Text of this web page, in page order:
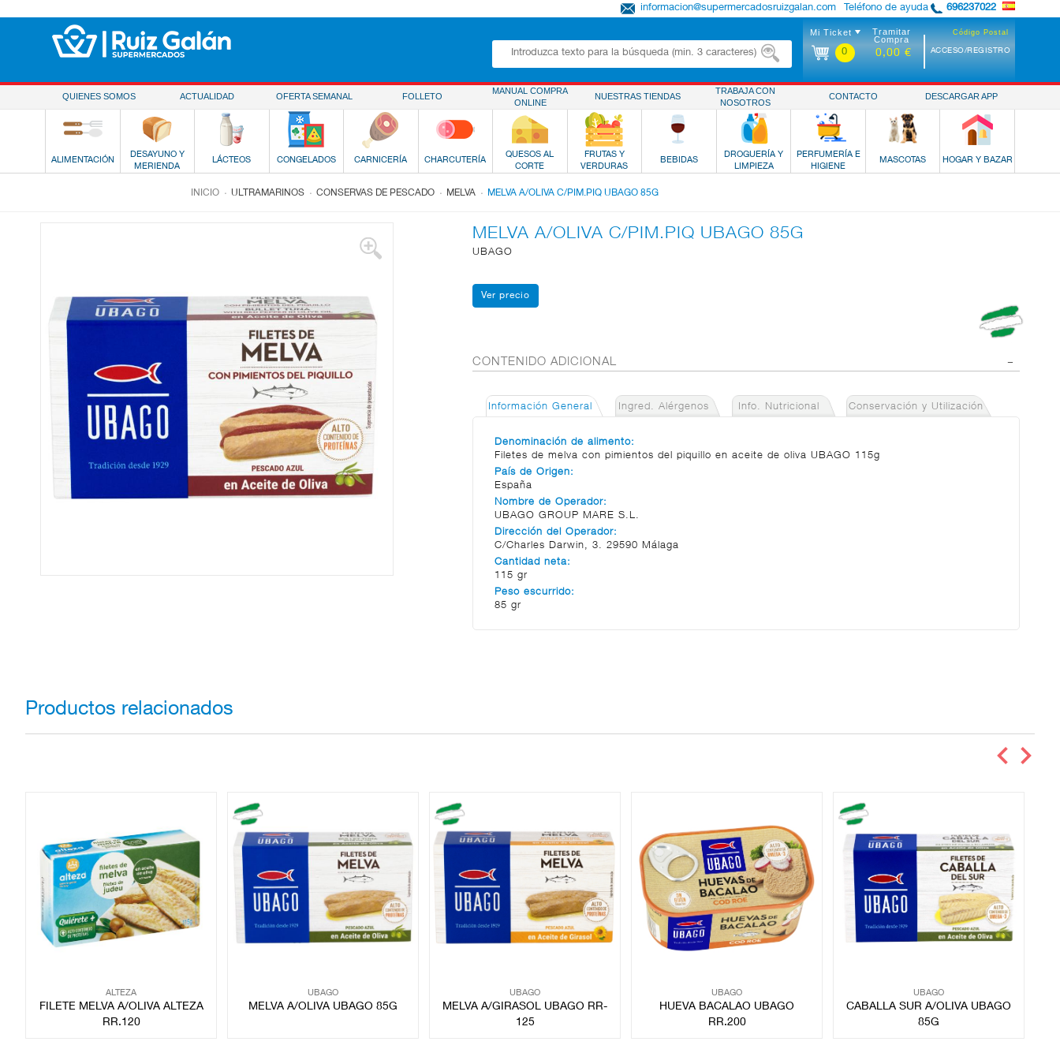
Teléfono de ayuda 696237022
informacion@supermercadosruizgalan.com
Código Postal
ACCESO/REGISTRO
Mi Ticket
0
Tramitar
Compra
0,00 €
QUIENES SOMOS ACTUALIDAD OFERTA SEMANAL FOLLETO
MANUAL COMPRA
ONLINE
NUESTRAS TIENDAS
TRABAJA CON
NOSOTROS
CONTACTO DESCARGAR APP
ALIMENTACIÓN
DESAYUNO Y
MERIENDA
LÁCTEOS CONGELADOS CARNICERÍA CHARCUTERÍA
QUESOS AL
CORTE
FRUTAS Y
VERDURAS
BEBIDAS
DROGUERÍA Y
LIMPIEZA
PERFUMERÍA E
HIGIENE
MASCOTAS HOGAR Y BAZAR
INICIO . ULTRAMARINOS . CONSERVAS DE PESCADO . MELVA . MELVA A/OLIVA C/PIM.PIQ UBAGO 85G
MELVA A/OLIVA C/PIM.PIQ UBAGO 85G
UBAGO
CONTENIDO ADICIONAL
Información General Ingred. Alérgenos Info. Nutricional Conservación y Utilización
Denominación de alimento:
Filetes de melva con pimientos del piquillo en aceite de oliva UBAGO 115g
País de Origen:
España
Nombre de Operador:
UBAGO GROUP MARE S.L.
Dirección del Operador:
C/Charles Darwin, 3. 29590 Málaga
Cantidad neta:
115 gr
Peso escurrido:
85 gr
Productos relacionados
ALTEZA
FILETE MELVA A/OLIVA ALTEZA
RR.120
UBAGO
MELVA A/OLIVA UBAGO 85G
UBAGO
MELVA A/GIRASOL UBAGO RR-
125
UBAGO
HUEVA BACALAO UBAGO
RR.200
UBAGO
CABALLA SUR A/OLIVA UBAGO
85G